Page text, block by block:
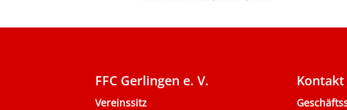
FFC Gerlingen e. V.
Vereinssitz
Kontakt